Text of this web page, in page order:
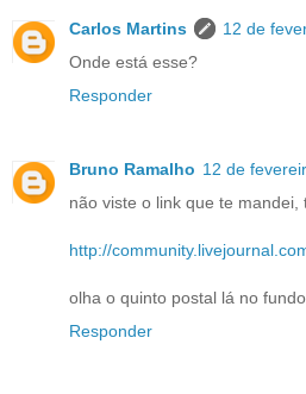
Carlos Martins
12 de
Onde está esse?
Responder
Bruno Ramalho 12 de
não viste o link que te mandei,
http://
olha o quinto postal lá no
Responder